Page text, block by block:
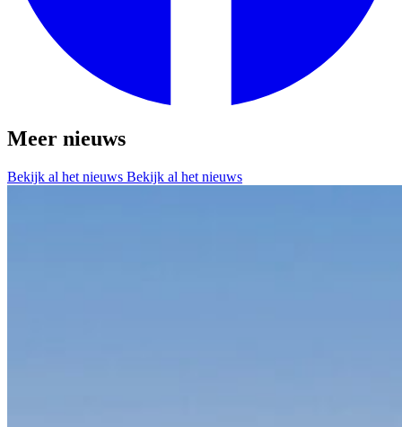
Meer nieuws
Bekijk al het nieuws Bekijk al het nieuws